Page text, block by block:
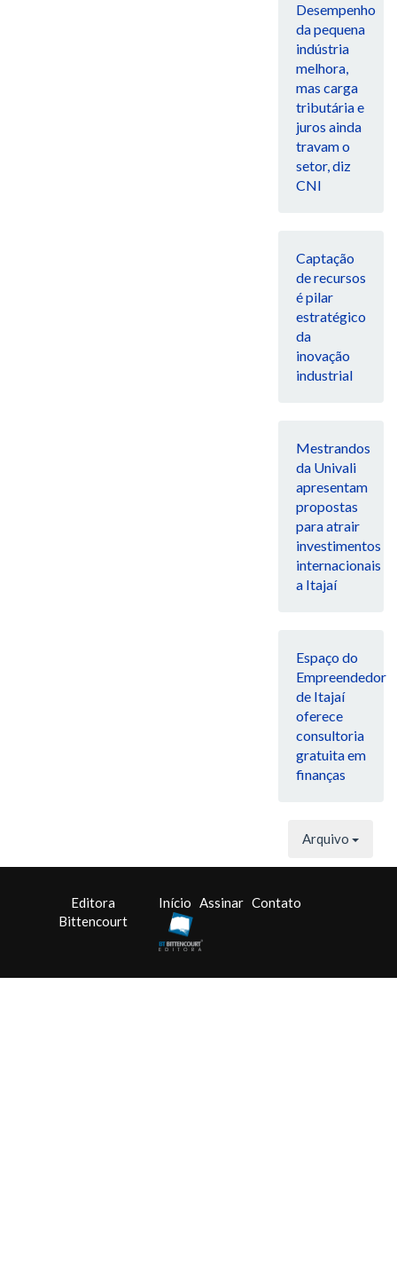
Desempenho
da pequena
indústria
melhora,
mas carga
tributária e
juros ainda
travam o
setor, diz
CNI
Captação
de recursos
é pilar
estratégico
da
inovação
industrial
Mestrandos
da Univali
apresentam
propostas
para atrair
investimentos
internacionais
a Itajaí
Espaço do
Empreendedor
de Itajaí
oferece
consultoria
gratuita em
finanças
Arquivo
Editora
Bittencourt
Início Assinar Contato